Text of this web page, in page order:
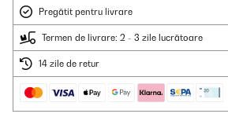
Pregătit pentru livrare
Termen de livrare: 2 - 3 zile lucrătoare
14 zile de retur